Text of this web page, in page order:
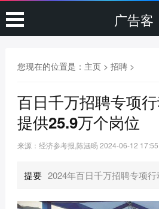
广告客
您现在的位置是： 主页> 招聘>
百日千万招聘专项
提供25.9万个岗位
来源：经济参考报,陈涵旸 2024-06-12
提要 2024年百日千万招聘专项